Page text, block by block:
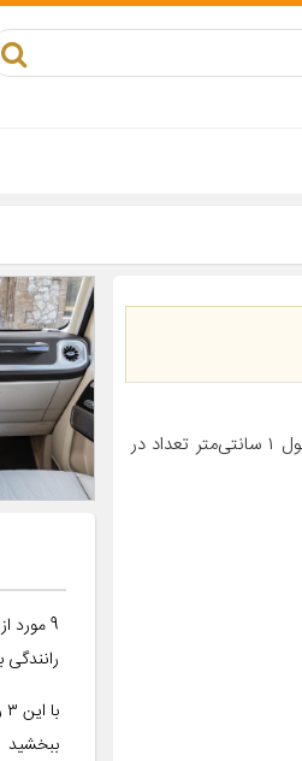
معرفی محصول جزئیات محصول مناسب برای خودرو سیتروئن زانتیا طول ۱ سانتی‌متر تعداد در
9
رانندگی
ببخشید